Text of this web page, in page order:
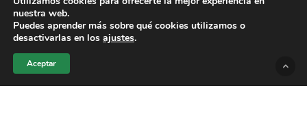
Más Información
Sobre Nosotros
Directorio
nuestra web.
Puedes aprender más sobre qué cookies utilizamos o
desactivarlas en los ajustes.
Aceptar